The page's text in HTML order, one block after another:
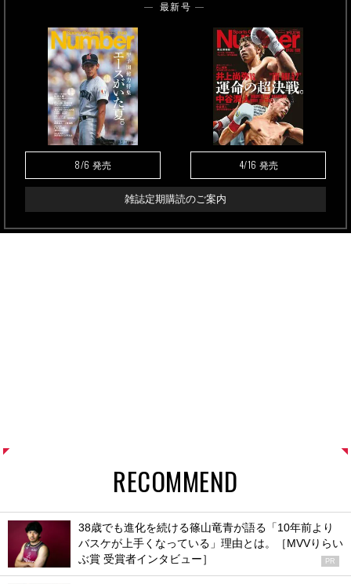
最新号
8/6 発売 4/16 発売
雑誌定期購読のご案内
RECOMMEND
38歳でも進化を続ける篠山竜青が語る「10年前より
バスケが上手くなっている」理由とは。［MVVりらい
ぶ賞 受賞者インタビュー］
PR